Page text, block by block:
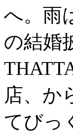
へ。雨
の結婚
店、か
てびっ